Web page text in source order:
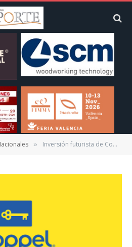
» Inversión futurista de Coppel de 40 MMDP